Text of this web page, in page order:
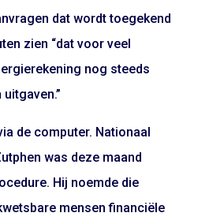
dat wordt toegekend
zien “dat voor veel
nog steeds
de computer. Nationaal
was deze maand
Hij noemde die
mensen financiële